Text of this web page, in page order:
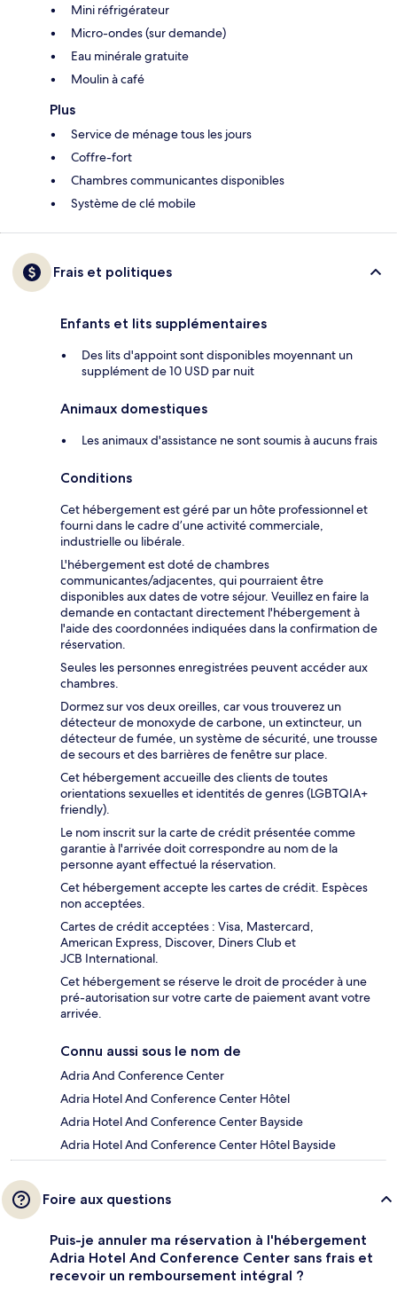
Mini réfrigérateur
Micro-ondes (sur demande)
Eau minérale gratuite
Moulin à café
Plus
Service de ménage tous les jours
Coffre-fort
Chambres communicantes disponibles
Système de clé mobile
Frais et politiques
Enfants et lits supplémentaires
Des lits d'appoint sont disponibles moyennant un
supplément de 10 USD par nuit
Animaux domestiques
Les animaux d'assistance ne sont soumis à aucuns frais
Conditions
Cet hébergement est géré par un hôte professionnel et
fourni dans le cadre d’une activité commerciale,
industrielle ou libérale.
L'hébergement est doté de chambres
communicantes/adjacentes, qui pourraient être
disponibles aux dates de votre séjour. Veuillez en faire la
demande en contactant directement l'hébergement à
l'aide des coordonnées indiquées dans la confirmation de
réservation.
Seules les personnes enregistrées peuvent accéder aux
chambres.
Dormez sur vos deux oreilles, car vous trouverez un
détecteur de monoxyde de carbone, un extincteur, un
détecteur de fumée, un système de sécurité, une trousse
de secours et des barrières de fenêtre sur place.
Cet hébergement accueille des clients de toutes
orientations sexuelles et identités de genres (LGBTQIA+
friendly).
Le nom inscrit sur la carte de crédit présentée comme
garantie à l'arrivée doit correspondre au nom de la
personne ayant effectué la réservation.
Cet hébergement accepte les cartes de crédit. Espèces
non acceptées.
Cartes de crédit acceptées : Visa, Mastercard,
American Express, Discover, Diners Club et
JCB International.
Cet hébergement se réserve le droit de procéder à une
pré-autorisation sur votre carte de paiement avant votre
arrivée.
Connu aussi sous le nom de
Adria And Conference Center
Adria Hotel And Conference Center Hôtel
Adria Hotel And Conference Center Bayside
Adria Hotel And Conference Center Hôtel Bayside
Foire aux questions
Puis-je annuler ma réservation à l'hébergement
Adria Hotel And Conference Center sans frais et
recevoir un remboursement intégral ?